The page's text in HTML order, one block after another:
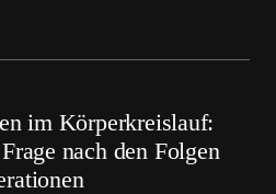
im Körperkreislauf:
nach den Folgen